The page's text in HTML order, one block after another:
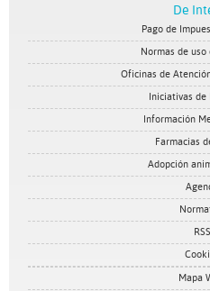
De
Pago de
Normas de uso
Oficinas de
Iniciativas de
Información
Farmacias
Adopción
RSS
Mapa